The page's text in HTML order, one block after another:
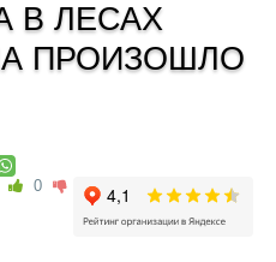
В ЛЕСАХ
ПРОИЗОШЛО
0